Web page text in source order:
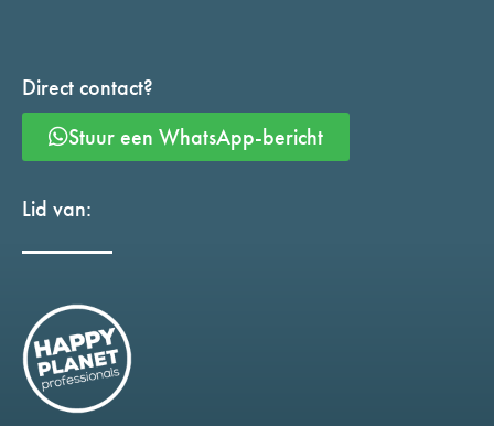
Direct contact?
Stuur een WhatsApp-bericht
Lid van: